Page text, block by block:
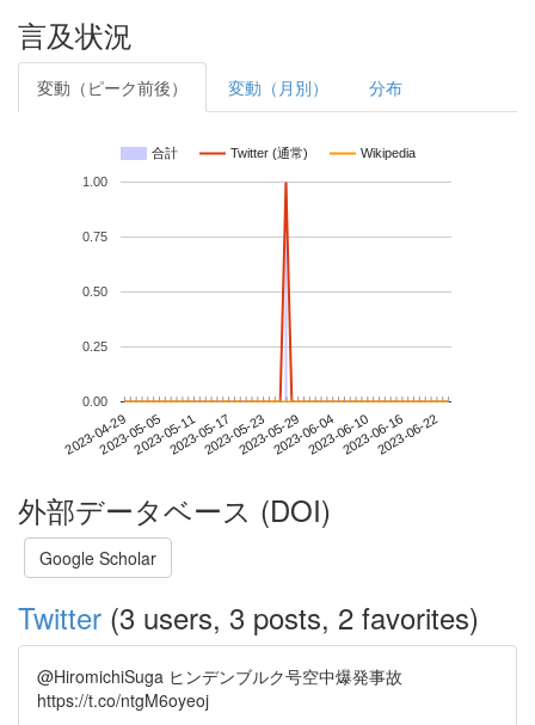
言及状況
変動（ピーク前後） 変動（月別） 分布
合計 Twitter (通常) Wikipedia
2023-04-292023-05-052023-05-112023-05-172023-05-232023-05-292023-06-042023-06-102023-06-162023-06-22
0.00
0.25
0.50
0.75
1.00
外部データベース (DOI)
Google Scholar
Twitter (3 users, 3 posts, 2 favorites)
@HiromichiSuga ヒンデンブルク号空中爆発事故
https://t.co/ntgM6oyeoj